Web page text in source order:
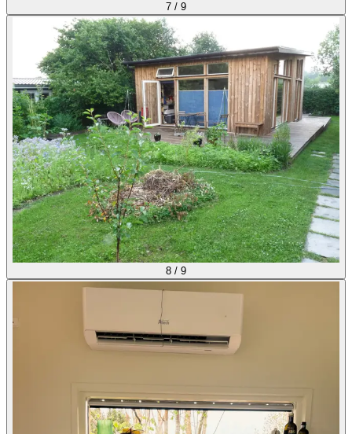
7 / 9
8 / 9